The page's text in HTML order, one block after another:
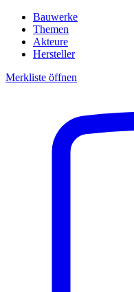
Bauwerke
Themen
Akteure
Hersteller
Merkliste öffnen